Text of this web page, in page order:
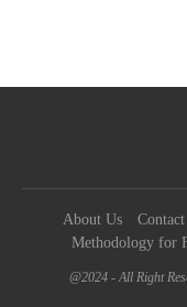
About Us
Methodology for
@2024 - All Right